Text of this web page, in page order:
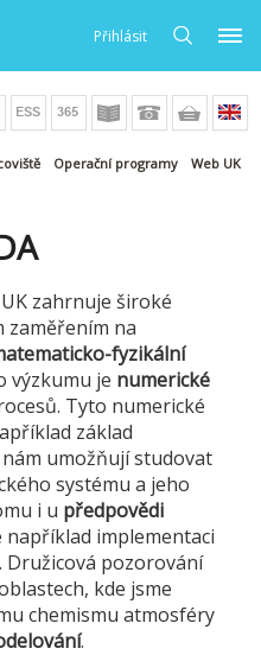
Přihlásit
Operační programy Web UK
zahrnuje široké
zaměřením na
fyzikální
výzkumu je numerické
Tyto numerické
základ
umožňují studovat
systému a jeho
i u předpovědi
implementaci
Družicová pozorování
kde jsme
chemismu atmosféry
.